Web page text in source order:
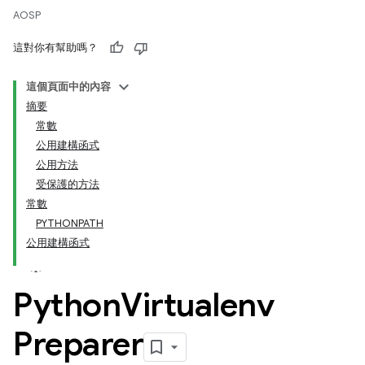
AOSP
這對你有幫助嗎？
這個頁面中的內容
摘要
常數
公用建構函式
公用方法
受保護的方法
常數
PYTHONPATH
公用建構函式
PythonVirtualenv
Preparer